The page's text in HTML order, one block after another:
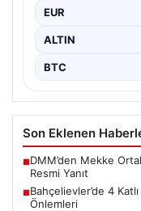
EUR
ALTIN
BTC
Son Eklenen
■DMM’den Mekke
Resmi Yanıt
■Bahçelievler’de 4
Önlemleri